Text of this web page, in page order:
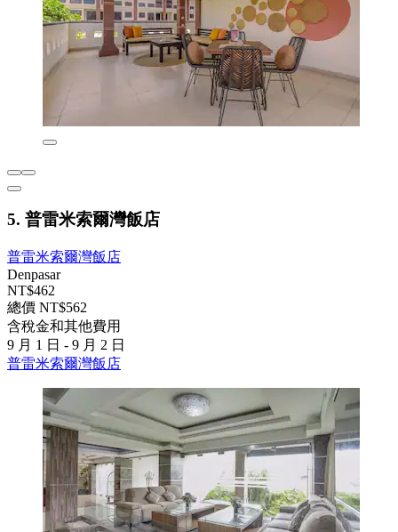
5. 普雷米索爾灣飯店
普雷米索爾灣飯店
Denpasar
NT$462
總價 NT$562
含稅金和其他費用
9 月 1 日 - 9 月 2 日
普雷米索爾灣飯店